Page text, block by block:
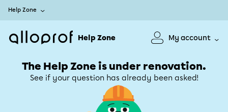
Help Zone
Help Zone My account
The Help Zone is under renovation.
See if your question has already been asked!